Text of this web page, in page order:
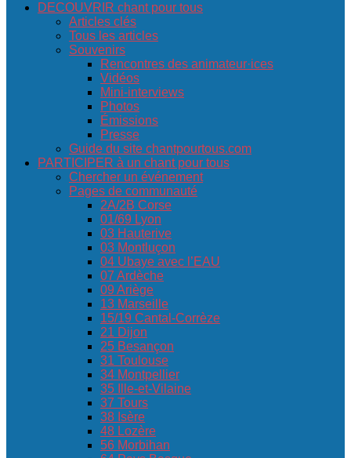
DECOUVRIR chant pour tous
Articles clés
Tous les articles
Souvenirs
Rencontres des animateur·ices
Vidéos
Mini-interviews
Photos
Émissions
Presse
Guide du site chantpourtous.com
PARTICIPER à un chant pour tous
Chercher un événement
Pages de communauté
2A/2B Corse
01/69 Lyon
03 Hauterive
03 Montluçon
04 Ubaye avec l’EAU
07 Ardèche
09 Ariège
13 Marseille
15/19 Cantal-Corrèze
21 Dijon
25 Besançon
31 Toulouse
34 Montpellier
35 Ille-et-Vilaine
37 Tours
38 Isère
48 Lozère
56 Morbihan